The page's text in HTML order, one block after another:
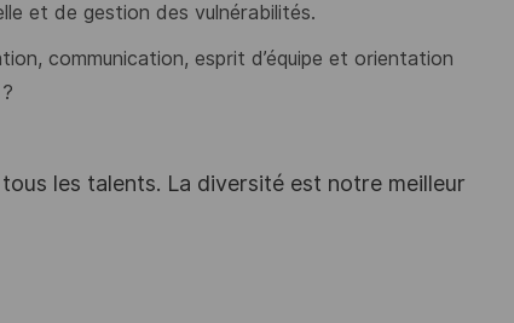
et de gestion des vulnérabilités.
communication, esprit d’équipe et orientation
les talents. La diversité est notre meilleur